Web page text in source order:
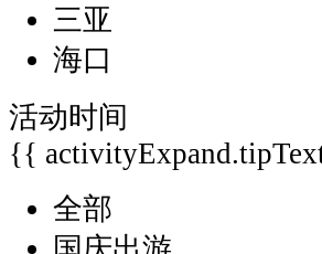
三亚
海口
活动时间
{{
全部